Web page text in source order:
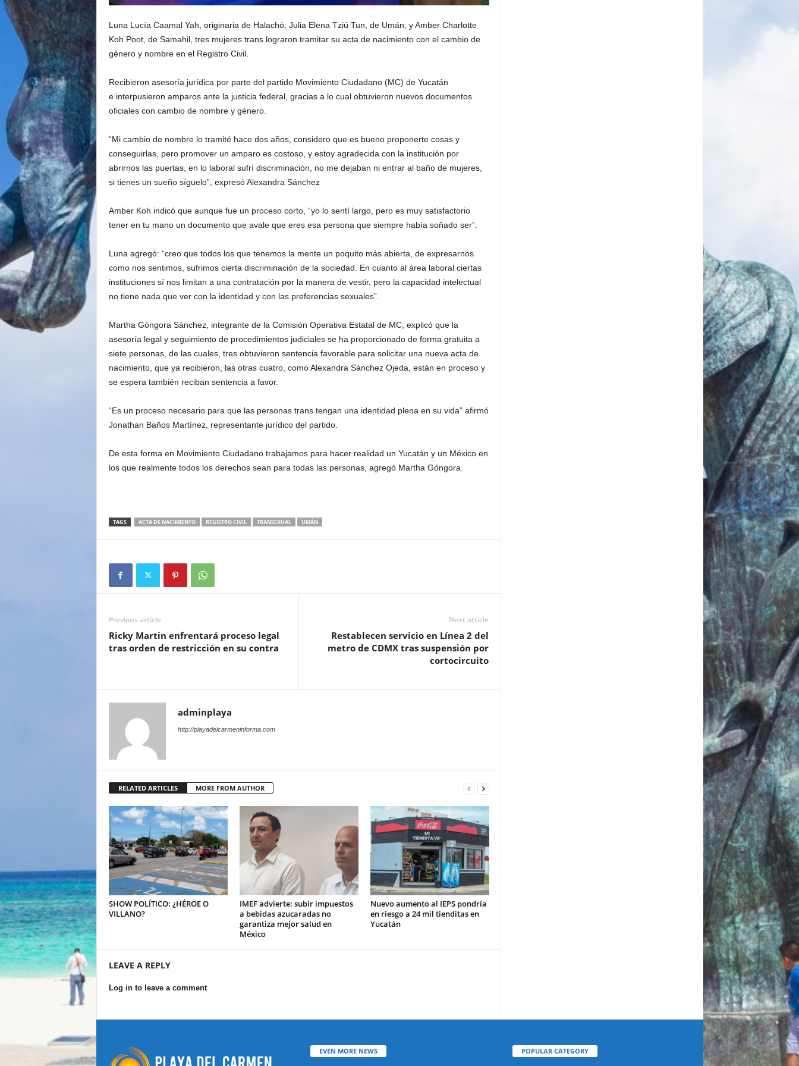
Luna Lucía Caamal Yah, originaria de Halachó; Julia Elena Tziú Tun, de Umán; y Amber Charlotte
Koh Poot, de Samahil, tres mujeres trans lograron tramitar su acta de nacimiento con el cambio de
género y nombre en el Registro Civil.
Recibieron asesoría jurídica por parte del partido Movimiento Ciudadano (MC) de Yucatán
e interpusieron amparos ante la justicia federal, gracias a lo cual obtuvieron nuevos documentos
oficiales con cambio de nombre y género.
“Mi cambio de nombre lo tramité hace dos años, considero que es bueno proponerte cosas y
conseguirlas, pero promover un amparo es costoso, y estoy agradecida con la institución por
abrirnos las puertas, en lo laboral sufrí discriminación, no me dejaban ni entrar al baño de mujeres,
si tienes un sueño síguelo”, expresó Alexandra Sánchez
Amber Koh indicó que aunque fue un proceso corto, “yo lo sentí largo, pero es muy satisfactorio
tener en tu mano un documento que avale que eres esa persona que siempre había soñado ser”.
Luna agregó: “creo que todos los que tenemos la mente un poquito más abierta, de expresarnos
como nos sentimos, sufrimos cierta discriminación de la sociedad. En cuanto al área laboral ciertas
instituciones sí nos limitan a una contratación por la manera de vestir, pero la capacidad intelectual
no tiene nada que ver con la identidad y con las preferencias sexuales”.
Martha Góngora Sánchez, integrante de la Comisión Operativa Estatal de MC, explicó que la
asesoría legal y seguimiento de procedimientos judiciales se ha proporcionado de forma gratuita a
siete personas, de las cuales, tres obtuvieron sentencia favorable para solicitar una nueva acta de
nacimiento, que ya recibieron, las otras cuatro, como Alexandra Sánchez Ojeda, están en proceso y
se espera también reciban sentencia a favor.
“Es un proceso necesario para que las personas trans tengan una identidad plena en su vida” afirmó
Jonathan Baños Martínez, representante jurídico del partido.
De esta forma en Movimiento Ciudadano trabajamos para hacer realidad un Yucatán y un México en
los que realmente todos los derechos sean para todas las personas, agregó Martha Góngora.
TAGS ACTA DE NACIMIENTO REGISTRO CIVIL TRANSEXUAL UMÁN
Previous article
Ricky Martin enfrentará proceso legal
tras orden de restricción en su contra
Next article
Restablecen servicio en Línea 2 del
metro de CDMX tras suspensión por
cortocircuito
adminplaya
http://playadelcarmeninforma.com
RELATED ARTICLES MORE FROM AUTHOR
SHOW POLÍTICO: ¿HÉROE O
VILLANO?
IMEF advierte: subir impuestos
a bebidas azucaradas no
garantiza mejor salud en
México
Nuevo aumento al IEPS pondría
en riesgo a 24 mil tienditas en
Yucatán
LEAVE A REPLY
Log in to leave a comment
EVEN MORE NEWS POPULAR CATEGORY